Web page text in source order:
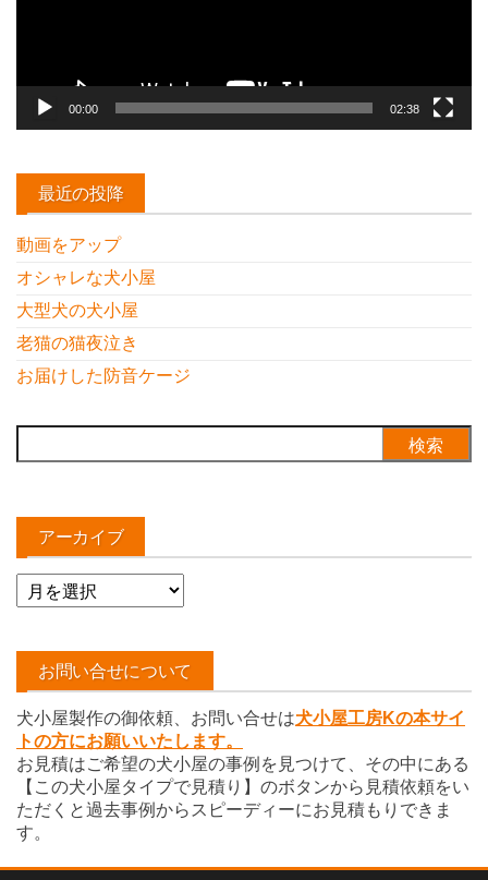
00:00 02:38
最近の投降
動画をアップ
オシャレな犬小屋
大型犬の犬小屋
老猫の猫夜泣き
お届けした防音ケージ
索:
アーカイブ
ア
ー
イ
お問い合せについて
犬小屋製作の御依頼、お問い合せは犬小屋工房Kの本サイ
トの方にお願いいたします。
お見積はご希望の犬小屋の事例を見つけて、その中にある
【この犬小屋タイプで見積り】のボタンから見積依頼をい
ただくと過去事例からスピーディーにお見積もりできま
す。